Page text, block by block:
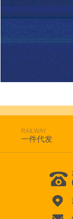
RAILWAY
一件代发